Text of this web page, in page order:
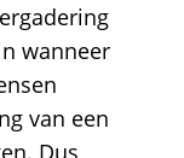
wanneer
van een
Dus